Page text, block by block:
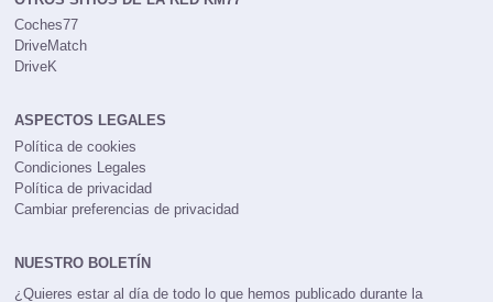
OTROS SITIOS DE LA RED KM77
Coches77
DriveMatch
ASPECTOS LEGALES
Política de cookies
Condiciones Legales
Política de privacidad